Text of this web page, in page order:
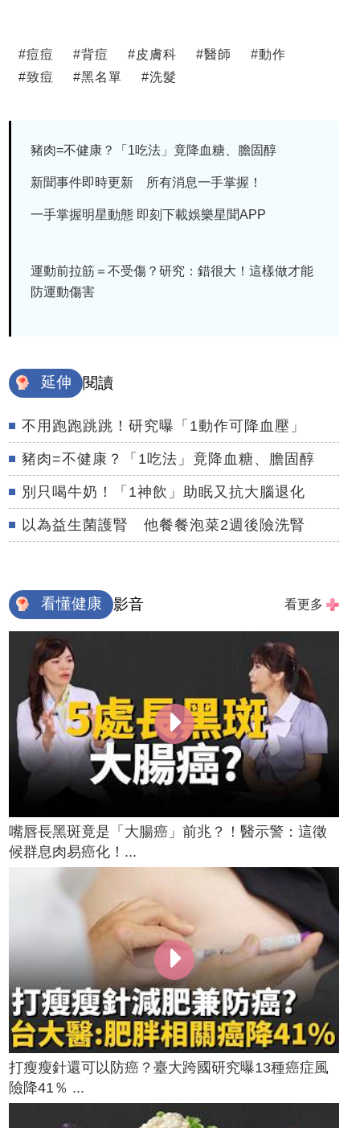
#痘痘 #背痘 #皮膚科 #醫師 #動作
#致痘 #黑名單 #洗髮
豬肉=不健康？「1吃法」竟降血糖、膽固醇
新聞事件即時更新 所有消息一手掌握！
一手掌握明星動態 即刻下載娛樂星聞APP
運動前拉筋＝不受傷？研究：錯很大！這樣做才能
防運動傷害
延伸 閱讀
不用跑跑跳跳！研究曝「1動作可降血壓」
豬肉=不健康？「1吃法」竟降血糖、膽固醇
別只喝牛奶！「1神飲」助眠又抗大腦退化
以為益生菌護腎 他餐餐泡菜2週後險洗腎
看懂健康 影音 看更多
嘴唇長黑斑竟是「大腸癌」前兆？！醫示警：這徵
候群息肉易癌化！...
打瘦瘦針還可以防癌？臺大跨國研究曝13種癌症風
險降41％ ...